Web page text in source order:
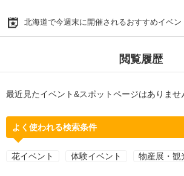
北海道で今週末に開催されるおすすめイベン
閲覧履歴
最近見たイベント&スポットページはありませ
よく使われる検索条件
花イベント 体験イベント 物産展・観